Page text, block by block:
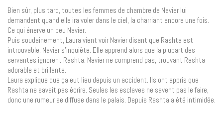
Bien sûr, plus tard, toutes les femmes de chambre de Navier lui
demandent quand elle ira voler dans le ciel, la charriant encore une fois.
Ce qui énerve un peu Navier.
Puis soudainement, Laura vient voir Navier disant que Rashta est
introuvable. Navier s’inquiète. Elle apprend alors que la plupart des
servantes ignorent Rashta. Navier ne comprend pas, trouvant Rashta
adorable et brillante.
Laura explique que ça eut lieu depuis un accident. Ils ont appris que
Rashta ne savait pas écrire. Seules les esclaves ne savent pas le faire,
donc une rumeur se diffuse dans le palais. Depuis Rashta a été intimidée.